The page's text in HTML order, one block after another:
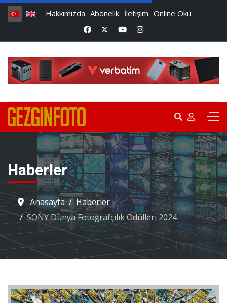
Hakkımızda Abonelik İletişim Online Oku
Haberler
Anasayfa
Haberler
SONY Dünya Fotoğrafçılık Ödülleri 2024